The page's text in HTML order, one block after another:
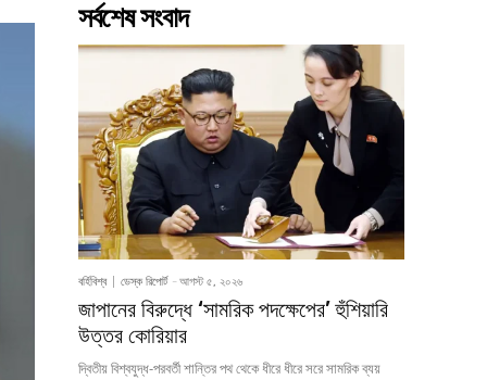
সর্বশেষ সংবাদ
বর্হিবিশ্ব ডেস্ক রিপোর্ট - আগস্ট ৫, ২০২৬
জাপানের বিরুদ্ধে ‘সামরিক পদক্ষেপের’ হুঁশিয়ারি
উত্তর কোরিয়ার
দ্বিতীয় বিশ্বযুদ্ধ-পরবর্তী শান্তির পথ থেকে ধীরে ধীরে সরে সামরিক ব্যয়